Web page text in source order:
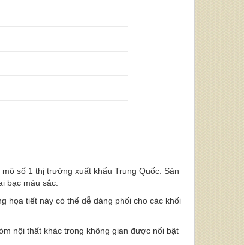
số 1 thị trường xuất khẩu Trung Quốc. Sản
bạc màu sắc.
họa tiết này có thể dễ dàng phối cho các khối
nội thất khác trong không gian được nổi bật